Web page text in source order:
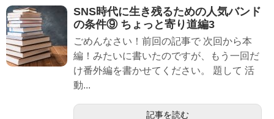
SNS時代に生き残るための人気バンド
の条件⑨ ちょっと寄り道編3
ごめんなさい！前回の記事で 次回から本
編！みたいに書いたのですが、もう一回だ
け番外編を書かせてください。 題して 活
動...
記事を読む